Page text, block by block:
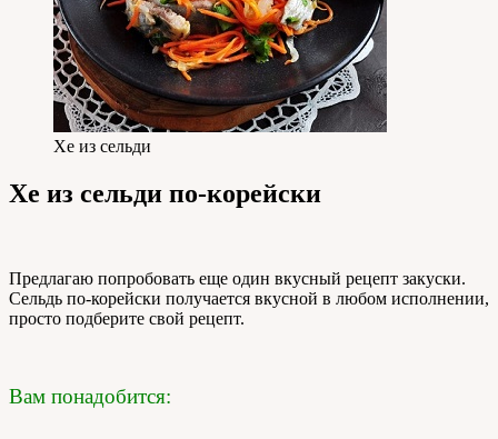
Хе из сельди
Хе из сельди по-корейски
Предлагаю попробовать еще один вкусный рецепт закуски.
Сельдь по-корейски получается вкусной в любом исполнении,
просто подберите свой рецепт.
Вам понадобится: